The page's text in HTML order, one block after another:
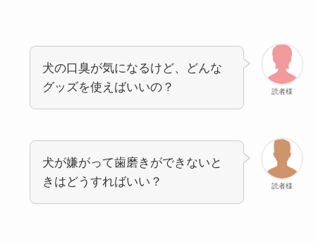
読者様
犬の口臭が気になるけど、どんな
グッズを使えばいいの？
読者様
犬が嫌がって歯磨きができないと
きはどうすればいい？